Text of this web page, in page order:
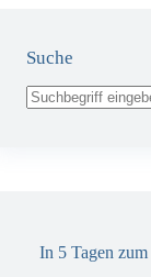
Suche
In 5 Tagen